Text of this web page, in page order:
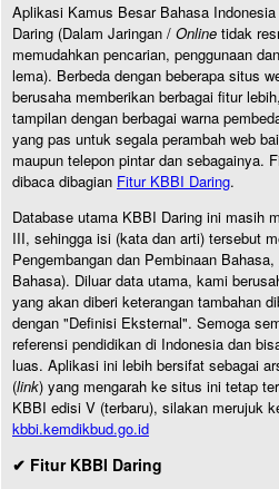
Aplikasi Kamus Besar Bahasa
Daring (Dalam Jaringan / Online tidak
memudahkan pencarian, penggunaan
lema). Berbeda dengan beberapa situs
berusaha memberikan berbagai fitur
tampilan dengan berbagai warna
yang pas untuk segala perambah web
maupun telepon pintar dan sebagainya.
dibaca dibagian Fitur KBBI Daring.
Database utama KBBI Daring ini masih
III, sehingga isi (kata dan arti) tersebut
Pengembangan dan Pembinaan Bahasa,
Bahasa). Diluar data utama, kami
yang akan diberi keterangan tambahan
dengan "Definisi Eksternal". Semoga
referensi pendidikan di Indonesia dan
luas. Aplikasi ini lebih bersifat sebagai
(link) yang mengarah ke situs ini tetap
KBBI edisi V (terbaru), silakan merujuk
kbbi.kemdikbud.go.id
✔ Fitur KBBI Daring